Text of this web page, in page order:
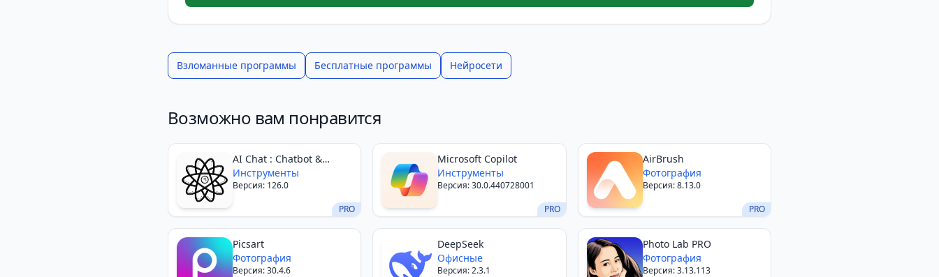
Взломанные программы Бесплатные программы Нейросети
Возможно вам понравится
PRO
AI Chat : Chatbot &
Assistant
Инструменты
Версия: 126.0
PRO
​​Microsoft Copilot
Инструменты
Версия: 30.0.440728001
PRO
AirBrush
Фотография
Версия: 8.13.0
Picsart
Фотография
Версия: 30.4.6
DeepSeek
Офисные
Версия: 2.3.1
Photo Lab PRO
Фотография
Версия: 3.13.113